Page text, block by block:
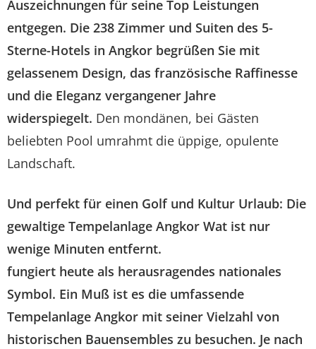
Auszeichnungen für seine Top Leistungen
entgegen. Die 238 Zimmer und Suiten des 5-
Sterne-Hotels in Angkor begrüßen Sie mit
gelassenem Design, das französische Raffinesse
und die Eleganz vergangener Jahre
widerspiegelt. Den mondänen, bei Gästen
beliebten Pool umrahmt die üppige, opulente
Landschaft.
Und perfekt für einen Golf und Kultur Urlaub: Die
gewaltige Tempelanlage Angkor Wat ist nur
wenige Minuten entfernt.
fungiert heute als herausragendes nationales
Symbol. Ein Muß ist es die umfassende
Tempelanlage Angkor mit seiner Vielzahl von
historischen Bauensembles zu besuchen. Je nach